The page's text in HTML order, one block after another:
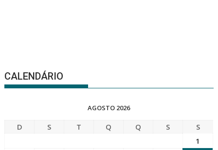
CALENDÁRIO
AGOSTO 2026
D S T Q Q S
S
1